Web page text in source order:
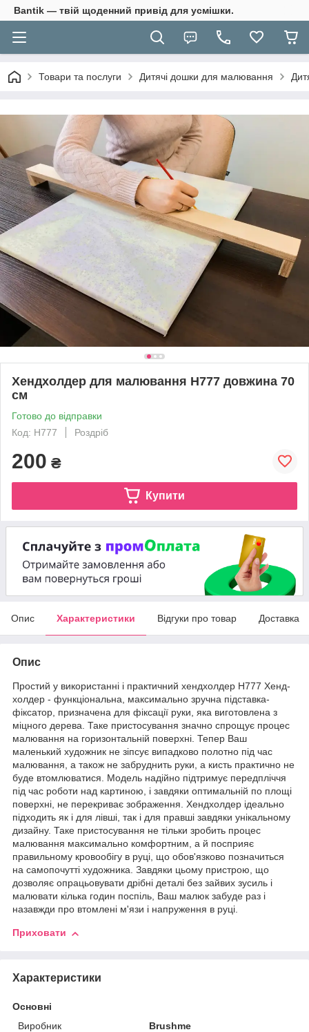
Bantik — твій щоденний привід для усмішки.
Товари та послуги Дитячі дошки для малювання
Хендхолдер для малювання H777 довжина 70
см
Готово до відправки
Код: H777
Роздріб
200 ₴
Купити
Опис Характеристики Відгуки про товар Доставка
Опис
Простий у використанні і практичний хендхолдер H777 Хенд-
холдер - функціональна, максимально зручна підставка-
фіксатор, призначена для фіксації руки, яка виготовлена з
міцного дерева. Таке пристосування значно спрощує процес
малювання на горизонтальній поверхні. Тепер Ваш
маленький художник не зіпсує випадково полотно під час
малювання, а також не забруднить руки, а кисть практично не
буде втомлюватися. Модель надійно підтримує передпліччя
під час роботи над картиною, і завдяки оптимальній по площі
поверхні, не перекриває зображення. Хендхолдер ідеально
підходить як і для лівші, так і для правші завдяки унікальному
дизайну. Таке пристосування не тільки зробить процес
малювання максимально комфортним, а й посприяє
правильному кровообігу в руці, що обов'язково позначиться
на самопочутті художника. Завдяки цьому пристрою, що
дозволяє опрацьовувати дрібні деталі без зайвих зусиль і
малювати кілька годин поспіль, Ваш малюк забуде раз і
назавжди про втомлені м'язи і напруження в руці.
Приховати
Характеристики
Основні
Виробник
Brushme